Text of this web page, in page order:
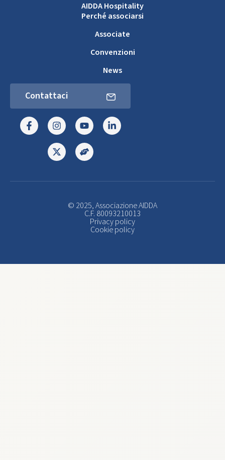
AIDDA Hospitality
Perché associarsi
Associate
Convenzioni
News
Contattaci
© 2025, Associazione AIDDA
C.F. 80093210013
Privacy policy
Cookie policy